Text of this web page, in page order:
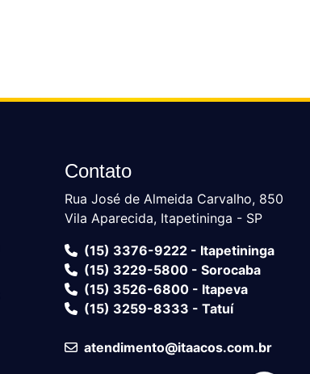
Contato
Rua José de Almeida Carvalho, 850
Vila Aparecida, Itapetininga - SP
(15) 3376-9222 - Itapetininga
(15) 3229-5800 - Sorocaba
(15) 3526-6800 - Itapeva
(15) 3259-8333 - Tatuí
atendimento@itaacos.com.br